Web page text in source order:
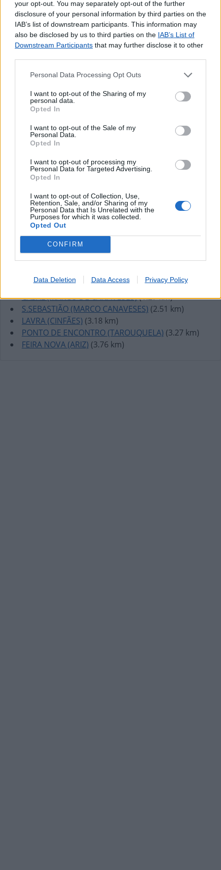
your opt-out. You may separately opt-out of the further
disclosure of your personal information by third parties on the
IAB’s list of downstream participants. This information may
also be disclosed by us to third parties on the IAB’s List of
Downstream Participants that may further disclose it to other
Personal Data Processing Opt Outs
I want to opt-out of the Sharing of my
personal data.
Opted In
I want to opt-out of the Sale of my
Personal Data.
Opted In
I want to opt-out of processing my
Personal Data for Targeted Advertising.
Opted In
I want to opt-out of Collection, Use,
Retention, Sale, and/or Sharing of my
Personal Data that Is Unrelated with the
Purposes for which it was collected.
Opted Out
CONFIRM
Data Deletion Data Access Privacy Policy
CASAL (MARCO DE CANAVESES)(1.27 km)
S.SEBASTIÃO (MARCO CANAVESES) (2.51 km)
LAVRA (CINFÃES) (3.18 km)
PONTO DE ENCONTRO (TAROUQUELA) (3.27 km)
FEIRA NOVA (ARIZ) (3.76 km)